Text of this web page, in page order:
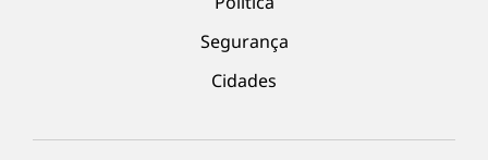
Segurança
Cidades